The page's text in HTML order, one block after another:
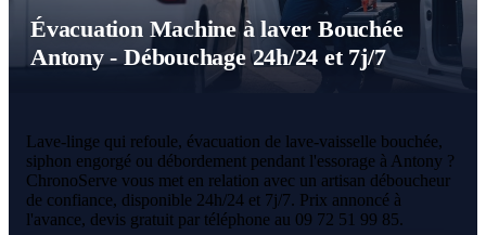
Évacuation Machine à laver Bouchée
Antony - Débouchage 24h/24 et 7j/7
Lave-linge qui refoule, évacuation de lave-vaisselle bouchée,
siphon engorgé ou débordement pendant l'essorage à Antony ?
ChronoServe vous met en relation avec un artisan déboucheur
de confiance, disponible 24h/24 et 7j/7. Prix annoncé à
l'avance, devis gratuit par téléphone au 09 72 51 99 85.